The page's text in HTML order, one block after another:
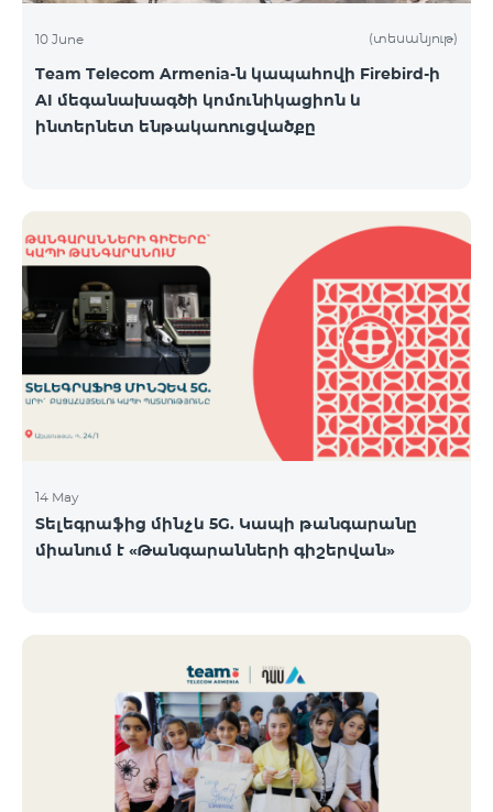
10 June (տեսանյութ)
Team Telecom Armenia-ն կապահովի Firebird-ի
AI մեգանախագծի կոմունիկացիոն և
ինտերնետ ենթակառուցվածքը
14 May
Տելեգրաֆից մինչև 5G. Կապի թանգարանը
միանում է «Թանգարանների գիշերվան»